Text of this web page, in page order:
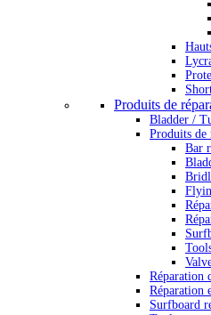
Produits de
Bladder /
Produits de
Bar
Réparation
Réparation
Surfboard